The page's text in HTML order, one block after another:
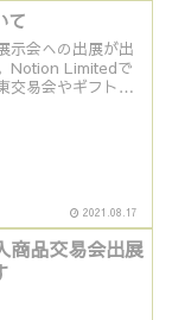
て
示会への出展が出
Notion Limitedで
交易会やギフトシ
2021.08.17
商品交易会出展